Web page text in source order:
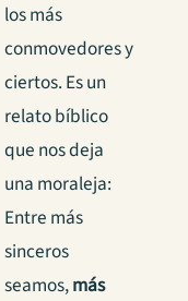
los más
conmovedores y
ciertos. Es un
relato bíblico
que nos deja
una moraleja:
Entre más
sinceros
seamos,más